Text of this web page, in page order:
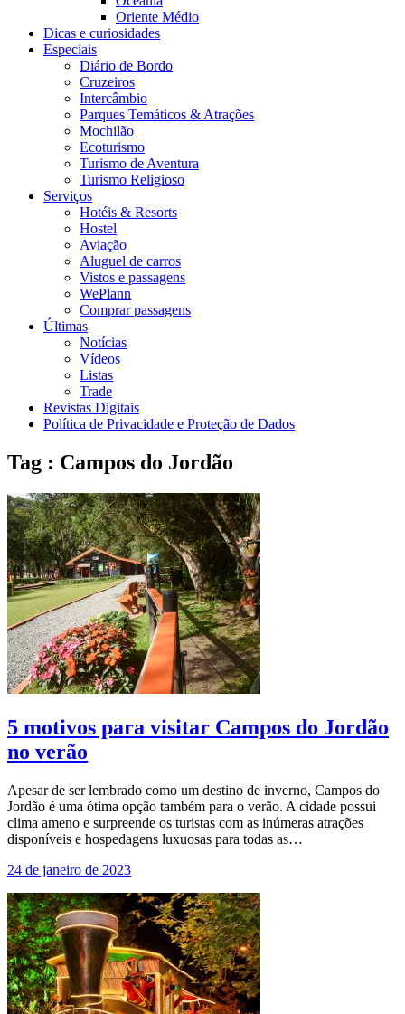
Oriente Médio
Dicas e curiosidades
Especiais
Diário de Bordo
Cruzeiros
Intercâmbio
Parques Temáticos & Atrações
Mochilão
Ecoturismo
Turismo de Aventura
Turismo Religioso
Serviços
Hotéis & Resorts
Hostel
Aviação
Aluguel de carros
Vistos e passagens
WePlann
Comprar passagens
Últimas
Notícias
Vídeos
Listas
Trade
Revistas Digitais
Política de Privacidade e Proteção de Dados
Tag : Campos do Jordão
5 motivos para visitar Campos do Jordão
no verão
Apesar de ser lembrado como um destino de inverno, Campos do
Jordão é uma ótima opção também para o verão. A cidade possui
clima ameno e surpreende os turistas com as inúmeras atrações
disponíveis e hospedagens luxuosas para todas as…
24 de janeiro de 2023